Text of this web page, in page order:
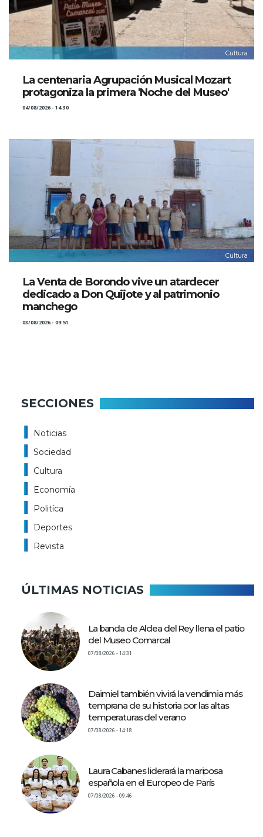
Cultura
La centenaria Agrupación Musical Mozart
protagoniza la primera 'Noche del Museo'
04/08/2026 - 14:30
Cultura
La Venta de Borondo vive un atardecer
dedicado a Don Quijote y al patrimonio
manchego
03/08/2026 - 09:51
SECCIONES
Noticias
Sociedad
Cultura
Economía
Politíca
Deportes
Revista
ÚLTIMAS NOTICIAS
La banda de Aldea del Rey llena el patio
del Museo Comarcal
07/08/2026 - 14:31
Daimiel también vivirá la vendimia más
temprana de su historia por las altas
temperaturas del verano
07/08/2026 - 14:18
Laura Cabanes liderará la mariposa
española en el Europeo de París
07/08/2026 - 09:46